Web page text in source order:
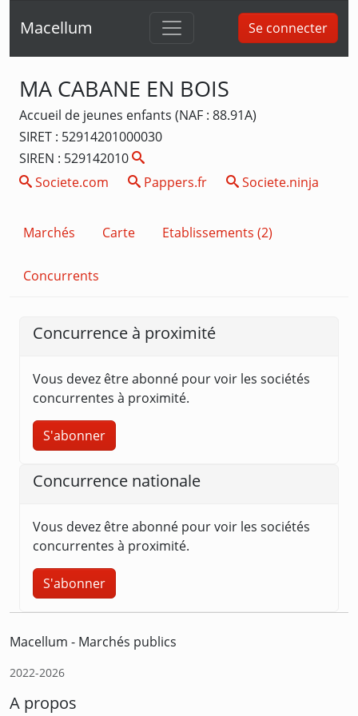
Macellum Se connecter
MA CABANE EN BOIS
Accueil de jeunes enfants (NAF : 88.91A)
SIRET : 52914201000030
SIREN : 529142010
Societe.com
Pappers.fr Societe.ninja
Marchés Carte Etablissements (2)
Concurrents
Concurrence à proximité
Vous devez être abonné pour voir les sociétés
concurrentes à proximité.
S'abonner
Concurrence nationale
Vous devez être abonné pour voir les sociétés
concurrentes à proximité.
S'abonner
Macellum - Marchés publics
2022-2026
A propos